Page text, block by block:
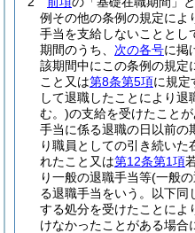
例その他の条例の規定によ
手当を支給しないこととし
期間のうち、 次の各号に掲
該期間中にこの条例の規定
こと又は第8条第5項に規定
して退職したことにより退
む。)の支給を受けたこと
手当に係る退職の日以前の
り職員としての引き続い
れたこと又は第12条第1項
り一般の退職手当等(一般
る退職手当をいう。以下同
する処分を受けたことによ
けなかったことがある場合